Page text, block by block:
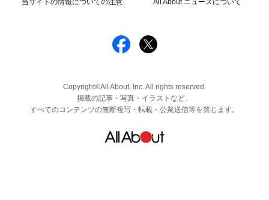
当サイトの情報についての注意
All About ニュースについて
Copyright©All About, Inc. All rights reserved.
掲載の記事・写真・イラストなど、
すべてのコンテンツの無断複写・転載・公衆送信等を禁じます。